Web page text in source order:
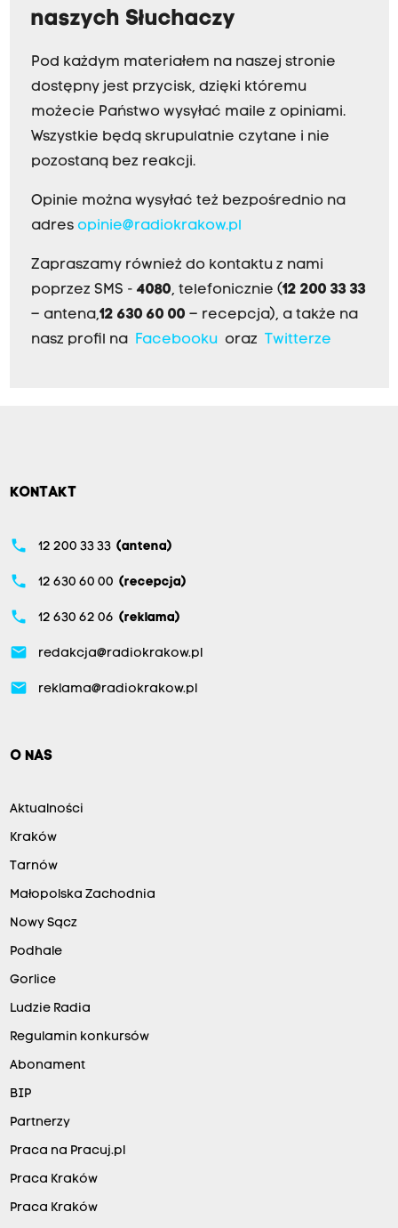
naszych Słuchaczy
Pod każdym materiałem na naszej stronie
dostępny jest przycisk, dzięki któremu
możecie Państwo wysyłać maile z opiniami.
Wszystkie będą skrupulatnie czytane i nie
pozostaną bez reakcji.
Opinie można wysyłać też bezpośrednio na
adres opinie@radiokrakow.pl
Zapraszamy również do kontaktu z nami
poprzez SMS - 4080, telefonicznie (12 200 33 33
– antena,12 630 60 00 – recepcja), a także na
nasz profil na Facebookuoraz Twitterze
KONTAKT
phone 12 200 33 33 (antena)
phone 12 630 60 00 (recepcja)
phone 12 630 62 06 (reklama)
email redakcja@radiokrakow.pl
email reklama@radiokrakow.pl
O NAS
Aktualności
Kraków
Tarnów
Małopolska Zachodnia
Nowy Sącz
Podhale
Gorlice
Ludzie Radia
Regulamin konkursów
Abonament
BIP
Partnerzy
Praca na Pracuj.pl
Praca Kraków
Praca Kraków